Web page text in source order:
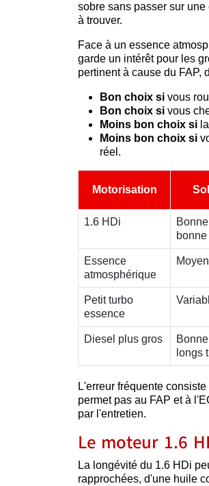
sobre sans passer sur
à trouver.
Face à un essence
garde un intérêt pour les
pertinent à cause du FAP,
Bon choix si vous
Bon choix si vous
Moins bon choix si
Moins bon choix si
réel.
Motorisation
1.6 HDi
bonne
Essence
atmosphérique
Petit turbo
essence
Diesel plus gros
longs
L'erreur fréquente
permet pas au FAP et à
par l'entretien.
Le moteur 1.6
La longévité du 1.6 HDi
rapprochées, d'une huile